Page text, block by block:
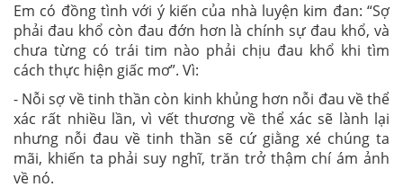
Em có đồng tình với ý kiến của nhà luyện kim đan: “Sợ
phải đau khổ còn đau đớn hơn là chính sự đau khổ, và
chưa từng có trái tim nào phải chịu đau khổ khi tìm
cách thực hiện giấc mơ”. Vì:
- Nỗi sợ về tinh thần còn kinh khủng hơn nỗi đau về thể
xác rất nhiều lần, vì vết thương về thể xác sẽ lành lại
nhưng nỗi đau về tinh thần sẽ cứ giằng xé chúng ta
mãi, khiến ta phải suy nghĩ, trăn trở thậm chí ám ảnh
về nó.